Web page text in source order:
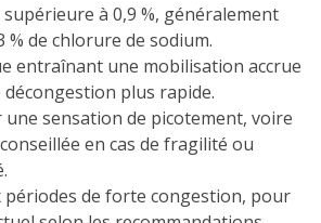
à 0,9 %, généralement
% de chlorure de sodium.
entraînant une mobilisation accrue
décongestion plus rapide.
sensation de picotement, voire
en cas de fragilité ou
périodes de forte congestion, pour